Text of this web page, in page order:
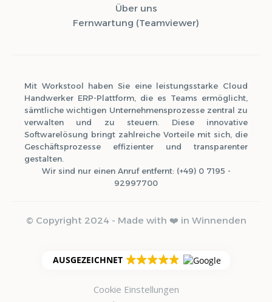
Über uns
Fernwartung (Teamviewer)
Mit Workstool haben Sie eine leistungsstarke Cloud
Handwerker ERP-Plattform, die es Teams ermöglicht,
sämtliche wichtigen Unternehmensprozesse zentral zu
verwalten und zu steuern. Diese innovative
Softwarelösung bringt zahlreiche Vorteile mit sich, die
Geschäftsprozesse effizienter und transparenter
gestalten.
Wir sind nur einen Anruf entfernt: (+49) 0 7195 -
92997700
© Copyright 2024 - Made with ❤️ in Winnenden
AUSGEZEICHNET
Cookie Einstellungen